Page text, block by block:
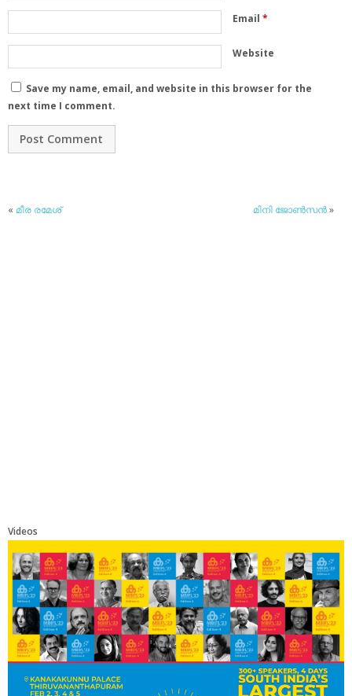
Email *
Website
Save my name, email, and website in this browser for the
next time I comment.
« മീര രമേശ് മിനി ജോണ്‍സന്‍»
Videos